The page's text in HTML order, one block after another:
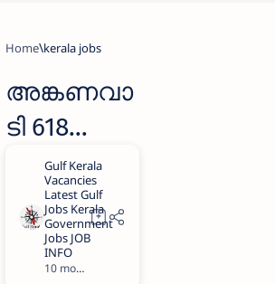
Home kerala jobs
അങ്കണവാ
ടി 618
വർക്കർ/
ഹെൽപ്പർ
ജോലി
ഒഴിവുകൾ
10 months ago